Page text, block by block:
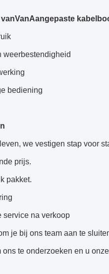
VanAangepaste
weerbestendigheid
bediening
we vestigen stap voor
prijs.
pakket.
service na verkoop
je bij ons team aan te
ons te onderzoeken en u